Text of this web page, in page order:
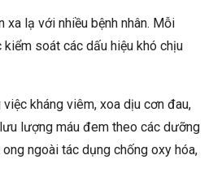
xa lạ với nhiều bệnh nhân. Mỗi
soát các dấu hiệu khó chịu
kháng viêm, xoa dịu cơn đau,
lượng máu đem theo các dưỡng
ngoài tác dụng chống oxy hóa,